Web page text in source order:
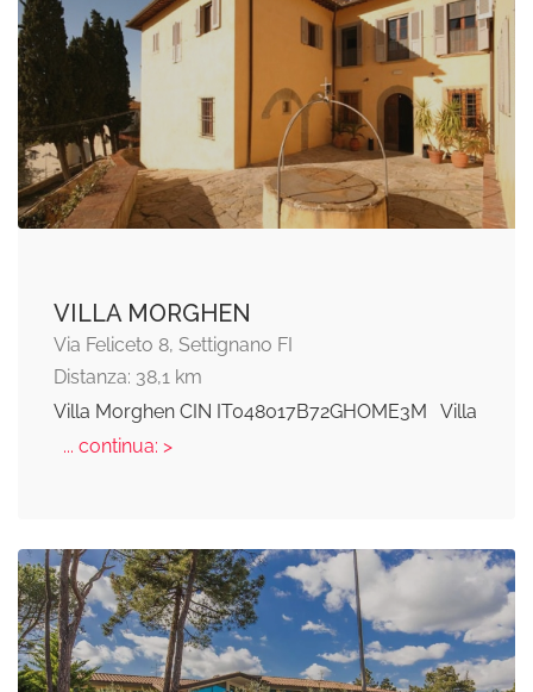
VILLA MORGHEN
Via Feliceto 8, Settignano FI
Distanza: 38,1 km
Villa Morghen CIN IT048017B72GHOME3M Villa
... continua: >